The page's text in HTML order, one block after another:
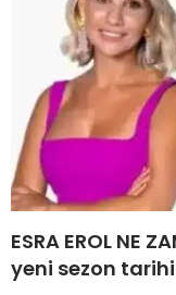
ESRA EROL NE
yeni sezon tarihi